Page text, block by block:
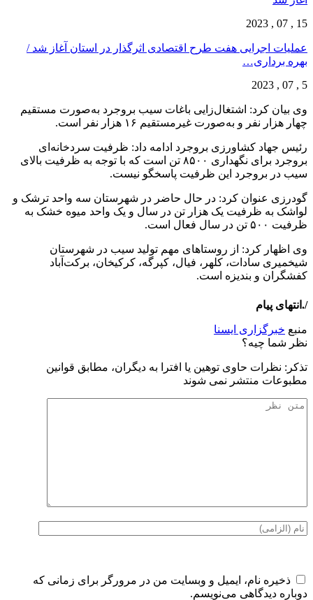
15 , 07 , 2023
عملیات اجرایی هفت طرح اقتصادی اثرگذار در استان آغاز شد /
بهره برداری…
5 , 07 , 2023
وی بیان کرد: اشتغال‌زایی باغات سیب بروجرد به‌صورت مستقیم
چهار هزار نفر و به‌صورت غیرمستقیم ۱۶ هزار نفر است.
رئیس جهاد کشاورزی بروجرد ادامه داد: ظرفیت سردخانه‌ای
بروجرد برای نگهداری ۸۵۰۰ تن است که با توجه به ظرفیت بالای
سیب در بروجرد این ظرفیت پاسخگو نیست.
گودرزی عنوان کرد: در حال حاضر در شهرستان سه واحد ترشک و
لواشک به ظرفیت یک هزار تن در سال و یک واحد میوه خشک به
ظرفیت ۵۰۰ تن در سال فعال است.
وی اظهار کرد: از روستاهای مهم تولید سیب در شهرستان
شیخمیری سادات، کلهر، فیال، کپرگه، کرکیخان، برکت‌آباد
کفشگران و بندیزه است.
/.انتهای پیام
منبع خبرگزاری ایسنا
نظر شما چیه؟
تذكر: نظرات حاوی توهين يا افترا به ديگران، مطابق قوانين
مطبوعات منتشر نمی شوند
ذخیره نام، ایمیل و وبسایت من در مرورگر برای زمانی که
دوباره دیدگاهی می‌نویسم.